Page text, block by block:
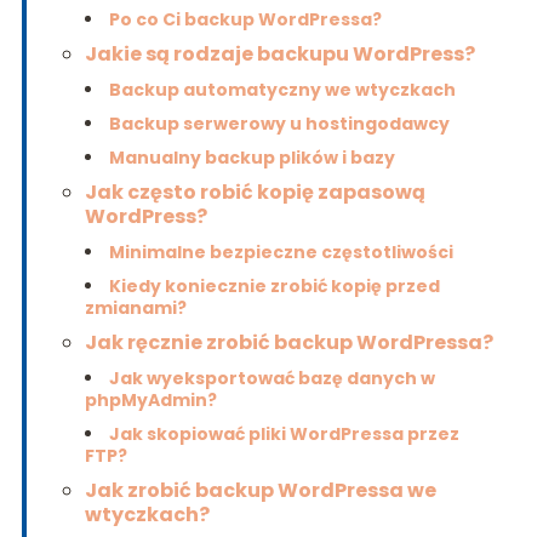
Po co Ci backup WordPressa?
Jakie są rodzaje backupu WordPress?
Backup automatyczny we wtyczkach
Backup serwerowy u hostingodawcy
Manualny backup plików i bazy
Jak często robić kopię zapasową
WordPress?
Minimalne bezpieczne częstotliwości
Kiedy koniecznie zrobić kopię przed
zmianami?
Jak ręcznie zrobić backup WordPressa?
Jak wyeksportować bazę danych w
phpMyAdmin?
Jak skopiować pliki WordPressa przez
FTP?
Jak zrobić backup WordPressa we
wtyczkach?